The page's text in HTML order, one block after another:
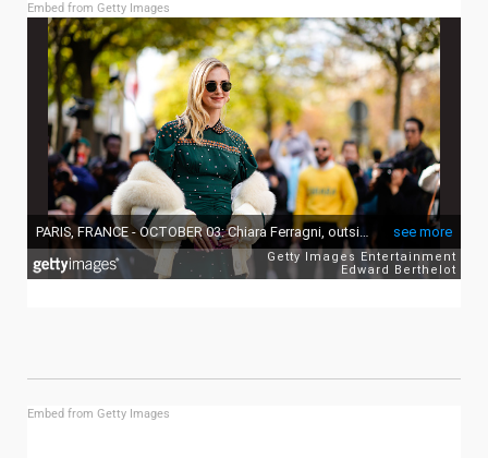
Embed from Getty Images
Embed from Getty Images